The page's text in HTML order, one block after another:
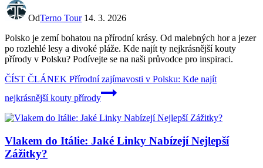
OdTerno Tour 14. 3. 2026
Polsko je zemí bohatou na přírodní krásy. Od malebných hor a jezer
po rozlehlé lesy a divoké pláže. Kde najít ty nejkrásnější kouty
přírody v Polsku? Podívejte se na naši průvodce pro inspiraci.
ČÍST ČLÁNEK Přírodní zajímavosti v Polsku: Kde najít
nejkrásnější kouty přírody
Vlakem do Itálie: Jaké Linky Nabízejí Nejlepší
Zážitky?